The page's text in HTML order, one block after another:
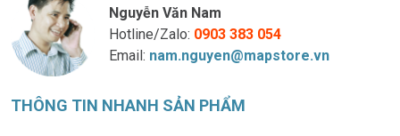
Nguyễn Văn Nam
Hotline/Zalo: 0903 383 054
Email: nam.nguyen@mapstore.vn
THÔNG TIN NHANH SẢN PHẨM